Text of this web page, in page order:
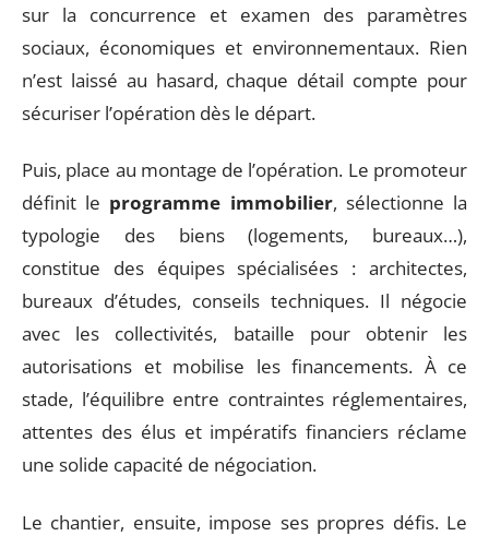
sur la concurrence et examen des paramètres
sociaux, économiques et environnementaux. Rien
n’est laissé au hasard, chaque détail compte pour
sécuriser l’opération dès le départ.
Puis, place au montage de l’opération. Le promoteur
définit le programme immobilier, sélectionne la
typologie des biens (logements, bureaux…),
constitue des équipes spécialisées : architectes,
bureaux d’études, conseils techniques. Il négocie
avec les collectivités, bataille pour obtenir les
autorisations et mobilise les financements. À ce
stade, l’équilibre entre contraintes réglementaires,
attentes des élus et impératifs financiers réclame
une solide capacité de négociation.
Le chantier, ensuite, impose ses propres défis. Le